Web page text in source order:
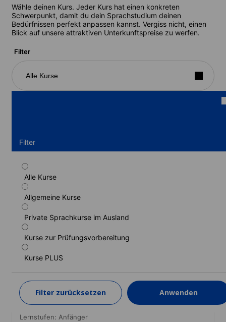
Wähle deinen Kurs. Jeder Kurs hat einen konkreten
Schwerpunkt, damit du dein Sprachstudium deinen
Bedürfnissen perfekt anpassen kannst. Vergiss nicht, einen
Blick auf unsere attraktiven Unterkunftspreise zu werfen.
Filter
Alle Kurse
Filter
Alle Kurse
Allgemeine Kurse
Private Sprachkurse im Ausland
Kurse zur Prüfungsvorbereitung
Kurse PLUS
Filter zurücksetzen Anwenden
Standardkurs
Dauer: 1 - 52 Wochen
Lernstufen: Obere Grundstufe (A2) bis Fortgeschrittene
(C1)
1 Woche
320 EUR
Standardkurs Anfänger
Lernstufen: Anfänger